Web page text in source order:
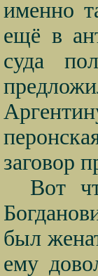
именно
ещё в
суда
заговор
Вот
был
ему